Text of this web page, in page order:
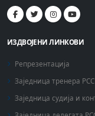
ИЗДВОЈЕНИ ЛИНКОВИ
Репрезентација
Заједница тренера РСС
Заједница судија и